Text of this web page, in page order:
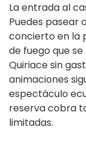
La entrada al
Puedes pasear
concierto en la
de fuego que
Quiriace sin
animaciones
espectáculo
reserva cobra
limitadas.